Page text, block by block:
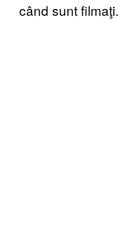
când sunt filmaţi.